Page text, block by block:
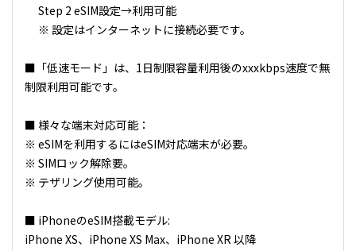
Step 2 eSIM設定→利用可能
※ 設定はインターネットに接続必要です。
■「低速モード」は、1日制限容量利用後のxxxkbps速度で無
制限利用可能です。
■ 様々な端末対応可能：
※ eSIMを利用するにはeSIM対応端末が必要。
※ SIMロック解除要。
※ テザリング使用可能。
■ iPhoneのeSIM搭載モデル:
iPhone XS、iPhone XS Max、iPhone XR 以降